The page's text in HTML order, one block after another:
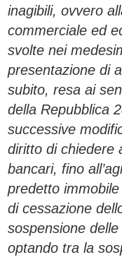
inagibili, ovvero
commerciale ed
svolte nei
presentazione di
subito, resa ai
della Repubblica
successive
diritto di chiedere
bancari, fino
predetto
di cessazione
sospensione
optando tra la